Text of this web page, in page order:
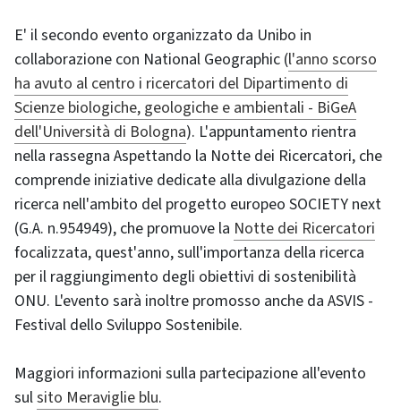
E' il secondo evento organizzato da Unibo in
collaborazione con National Geographic (l'anno scorso
ha avuto al centro i ricercatori del Dipartimento di
Scienze biologiche, geologiche e ambientali - BiGeA
dell'Università di Bologna). L'appuntamento rientra
nella rassegna Aspettando la Notte dei Ricercatori, che
comprende iniziative dedicate alla divulgazione della
ricerca nell'ambito del progetto europeo SOCIETY next
(G.A. n.954949), che promuove la Notte dei Ricercatori
focalizzata, quest'anno, sull'importanza della ricerca
per il raggiungimento degli obiettivi di sostenibilità
ONU. L'evento sarà inoltre promosso anche da ASVIS -
Festival dello Sviluppo Sostenibile.
Maggiori informazioni sulla partecipazione all'evento
sulsito Meraviglie blu.